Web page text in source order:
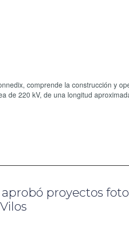
comprende la construcción y
de 220 kV, de una longitud
proyectos